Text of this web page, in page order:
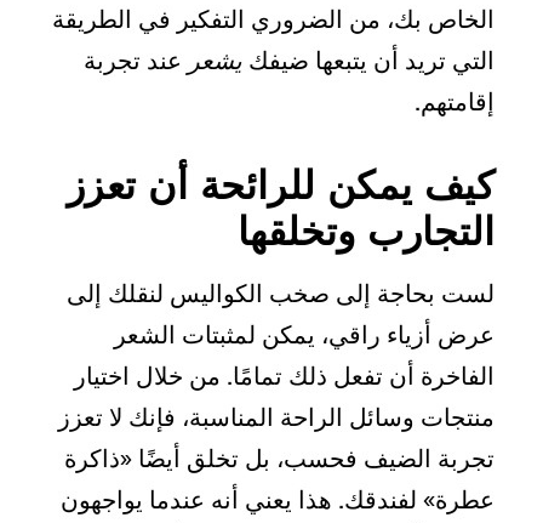
الخاص بك، من الضروري التفكير في الطريقة
التي تريد أن يتبعها ضيفك يشعر عند تجربة
إقامتهم.
كيف يمكن للرائحة أن تعزز
التجارب وتخلقها
لست بحاجة إلى صخب الكواليس لنقلك إلى
عرض أزياء راقي، يمكن لمثبتات الشعر
الفاخرة أن تفعل ذلك تمامًا. من خلال اختيار
منتجات وسائل الراحة المناسبة، فإنك لا تعزز
تجربة الضيف فحسب، بل تخلق أيضًا «ذاكرة
عطرة» لفندقك. هذا يعني أنه عندما يواجهون